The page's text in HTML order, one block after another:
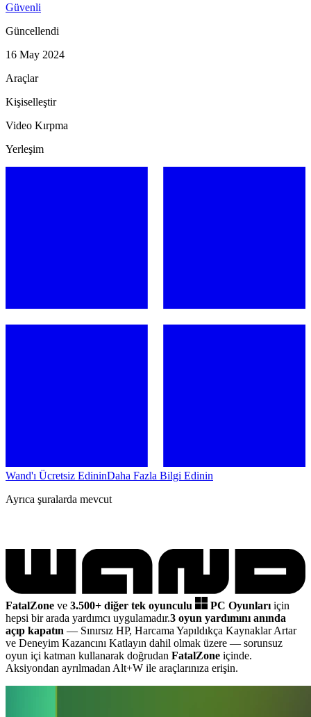
Güvenli
Güncellendi
16 May 2024
Araçlar
Kişiselleştir
Video Kırpma
Yerleşim
Wand'ı Ücretsiz EdininDaha Fazla Bilgi Edinin
Ayrıca şuralarda mevcut
FatalZone ve 3.500+ diğer tek oyunculu PC Oyunları için
hepsi bir arada yardımcı uygulamadır.3 oyun yardımını anında
açıp kapatın — Sınırsız HP, Harcama Yapıldıkça Kaynaklar Artar
ve Deneyim Kazancını Katlayın dahil olmak üzere — sorunsuz
oyun içi katman kullanarak doğrudan FatalZone içinde.
Aksiyondan ayrılmadan Alt+W ile araçlarınıza erişin.